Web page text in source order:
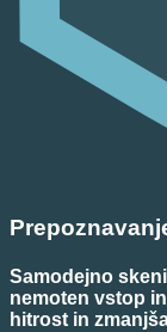
Samodejno
nemoten vstop
hitrost in